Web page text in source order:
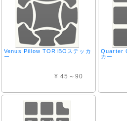
Venus Pillow TORIBOステッカ
ー
¥ 45～90
Quarter
カー